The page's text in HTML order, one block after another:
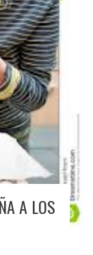
A LOS